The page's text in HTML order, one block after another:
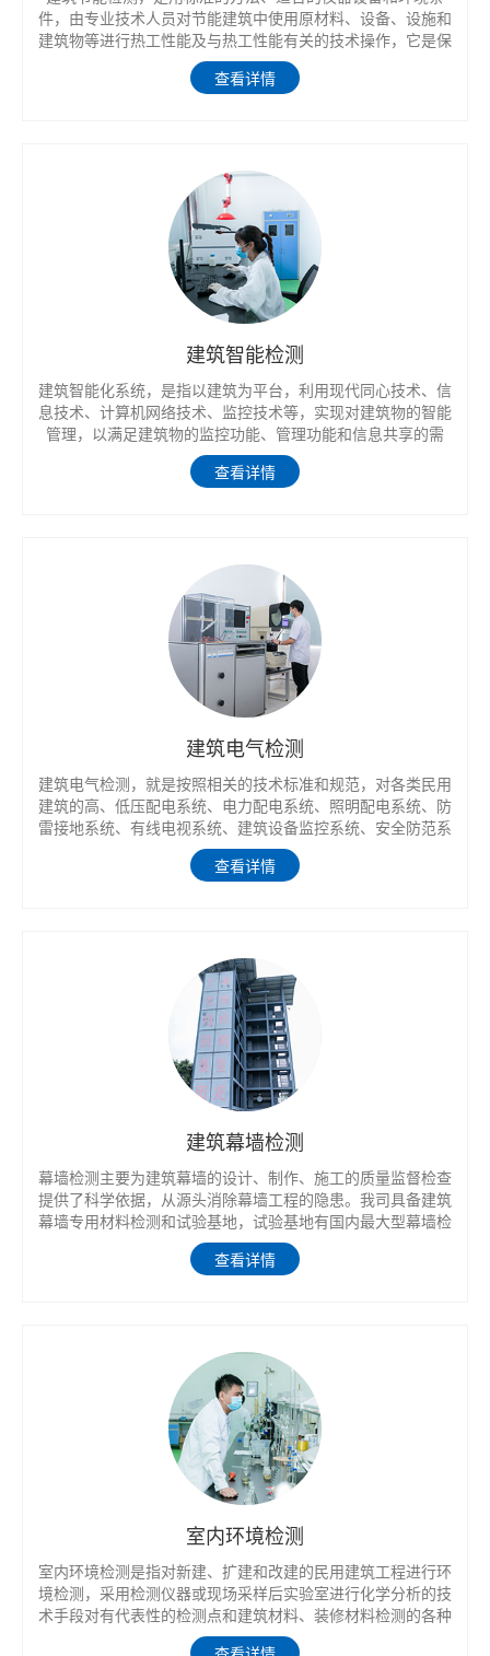
件，由专业技术人员对节能建筑中使用原材料、设备、设施和
建筑物等进行热工性能及与热工性能有关的技术操作，它是保
证节能建筑施工质量的重要手段。与常规建筑工程质量检测一
样，建筑节能工程的质量检测分实验室检测和现场检测两大部
查看详情
建筑智能检测
建筑智能化系统，是指以建筑为平台，利用现代同心技术、信
息技术、计算机网络技术、监控技术等，实现对建筑物的智能
管理，以满足建筑物的监控功能、管理功能和信息共享的需
求，通过对建筑物和建筑设备的自动检测与优化控制，实现信
息资源的优化管理和为使用者提供最佳的信息服务，使智能建
查看详情
建筑电气检测
建筑电气检测，就是按照相关的技术标准和规范，对各类民用
建筑的高、低压配电系统、电力配电系统、照明配电系统、防
雷接地系统、有线电视系统、建筑设备监控系统、安全防范系
统、火灾自动报警系统及消防联动系统、综合布线系统等进行
系统检测，以保障用电安全和电气的安全运行。 随着建筑电
查看详情
建筑幕墙检测
幕墙检测主要为建筑幕墙的设计、制作、施工的质量监督检查
提供了科学依据，从源头消除幕墙工程的隐患。我司具备建筑
幕墙专用材料检测和试验基地，试验基地有国内最大型幕墙检
测设备之一。
查看详情
室内环境检测
室内环境检测是指对新建、扩建和改建的民用建筑工程进行环
境检测，采用检测仪器或现场采样后实验室进行化学分析的技
术手段对有代表性的检测点和建筑材料、装修材料检测的各种
环境污染物进行检测，根据检测规范规程对数据进行分析，判